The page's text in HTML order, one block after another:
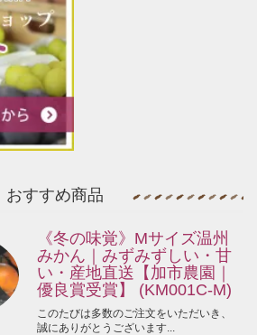
おすすめ商品
《冬の味覚》Mサイズ温州
みかん｜みずみずしい・甘
い・産地直送【加市農園｜
優良賞受賞】 (KM001C-M)
このたびは多数のご注文をいただいき、
誠にありがとうございます...